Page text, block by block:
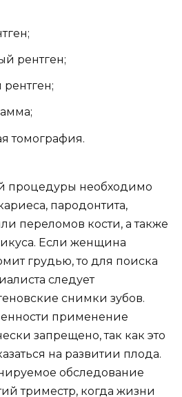
рентген;
томография.
процедуры необходимо
пародонтита,
переломов кости, а также
Если женщина
грудью, то для поиска
следует
снимки зубов.
применение
запрещено, так как это
на развитии плода.
обследование
триместр, когда жизни